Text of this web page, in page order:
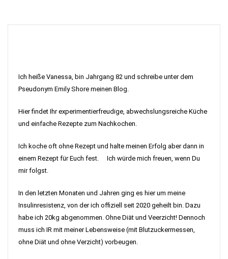
Ich heiße Vanessa, bin Jahrgang 82 und schreibe unter dem
Pseudonym Emily Shore meinen Blog.
Hier findet Ihr experimentierfreudige, abwechslungsreiche Küche
und einfache Rezepte zum Nachkochen.
Ich koche oft ohne Rezept und halte meinen Erfolg aber dann in
einem Rezept für Euch fest. Ich würde mich freuen, wenn Du
mir folgst.
In den letzten Monaten und Jahren ging es hier um meine
Insulinresistenz, von der ich offiziell seit 2020 geheilt bin. Dazu
habe ich 20kg abgenommen. Ohne Diät und Veerzicht! Dennoch
muss ich IR mit meiner Lebensweise (mit Blutzuckermessen,
ohne Diät und ohne Verzicht) vorbeugen.